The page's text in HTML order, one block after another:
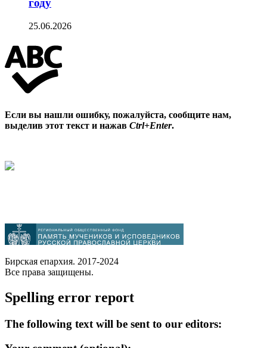
году
25.06.2026
Если вы нашли ошибку, пожалуйста, сообщите нам,
выделив этот текст и нажав Ctrl+Enter.
Бирская епархия. 2017-2024
Все права защищены.
Spelling error report
The following text will be sent to our editors: